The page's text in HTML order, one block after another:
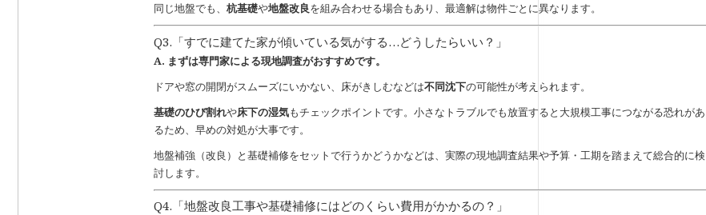
同じ地盤でも、 杭基礎や地盤改良を組み合わせる場合もあり、最適解は物件ごとに異なります。
Q3.「すでに建てた家が傾いている気がする…どうしたらいい？」
A. まずは専門家による現地調査がおすすめです。
ドアや窓の開閉がスムーズにいかない、床がきしむなどは不同沈下の可能性が考えられます。
基礎のひび割れや床下の湿気もチェックポイントです。小さなトラブルでも放置すると大規模工事につながる恐れがあ
るため、早めの対処が大事です。
地盤補強（改良）と基礎補修をセットで行うかどうかなどは、実際の現地調査結果や予算・工期を踏まえて総合的に検
討します。
Q4.「地盤改良工事や基礎補修にはどのくらい費用がかかるの？」